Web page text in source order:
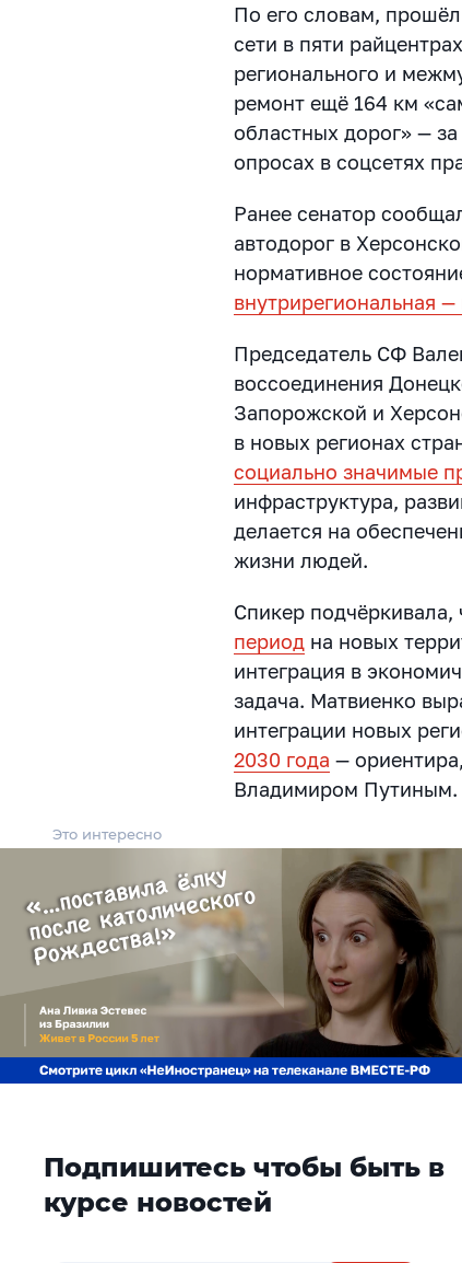
По его словам,
сети в пяти
регионального и
ремонт ещё 164 км
областных дорог» —
опросах в соцсетях
Ранее сенатор
автодорог в
нормативное
внутрирегиональная —
Председатель СФ
воссоединения
Запорожской и
в новых регионах
социально значимые
инфраструктура,
делается на
жизни людей.
Спикер подчёркивала,
период на новых
интеграция в
задача. Матвиенко
интеграции новых
2030 года —
Владимиром Путиным.
Это интересно
Подпишитесь чтобы быть в
курсе новостей